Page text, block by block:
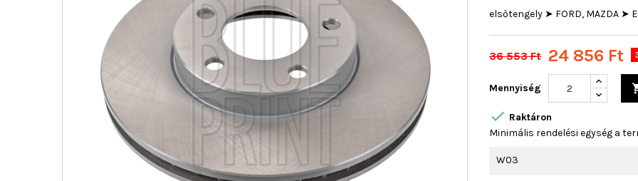
elsőtengely ➤ FORD, MAZDA ➤
36 553 Ft 24 856 Ft
Mennyiség
 Raktáron
Minimális rendelési egység a
W03